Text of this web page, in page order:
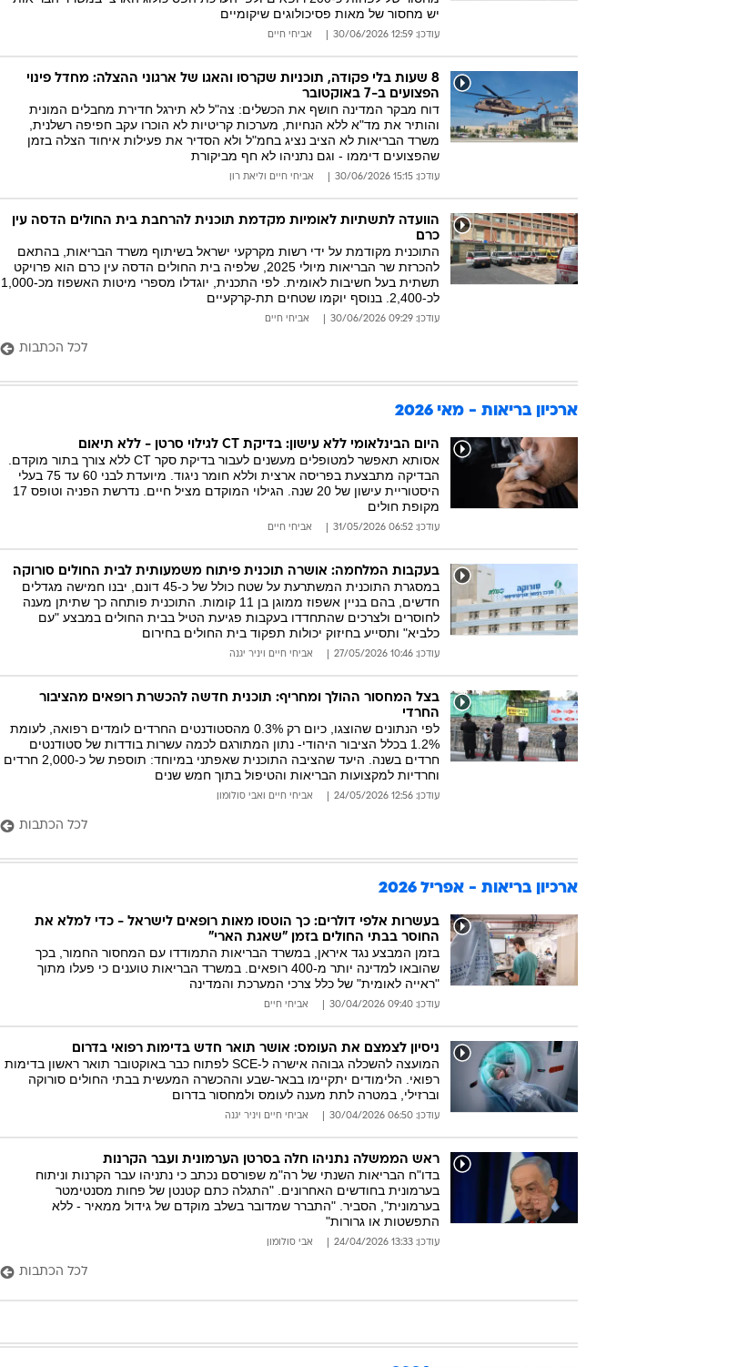
יש מחסור של מאות פסיכולוגים שיקומיים
עודכן: 12:59 30/06/2026 אביחי חיים
8 שעות בלי פקודה, תוכניות שקרסו והאגו של ארגוני ההצלה: מחדל פינוי
הפצועים ב-7 באוקטובר
דוח מבקר המדינה חושף את הכשלים: צה"ל לא תירגל חדירת מחבלים המונית
והותיר את מד"א ללא הנחיות, מערכות קריטיות לא הוכרו עקב חפיפה רשלנית,
משרד הבריאות לא הציב נציג בחמ"ל ולא הסדיר את פעילות איחוד הצלה בזמן
שהפצועים דיממו - וגם נתניהו לא חף מביקורת
עודכן: 15:15 30/06/2026 אביחי חיים ליאת רון
הוועדה לתשתיות לאומיות מקדמת תוכנית להרחבת בית החולים הדסה עין
כרם
התוכנית מקודמת על ידי רשות מקרקעי ישראל בשיתוף משרד הבריאות, בהתאם
להכרזת שר הבריאות מיולי 2025, שלפיה בית החולים הדסה עין כרם הוא פרויקט
תשתית בעל חשיבות לאומית. לפי התכנית, יוגדלו מספרי מיטות האשפוז מכ-1,000
לכ-2,400. בנוסף יוקמו שטחים תת-קרקעיים
עודכן: 09:29 30/06/2026 אביחי חיים
לכל הכתבות
ארכיון בריאות - מאי 2026
היום הבינלאומי ללא עישון: בדיקת CT לגילוי סרטן - ללא תיאום
אסותא תאפשר למטופלים מעשנים לעבור בדיקת סקר CT ללא צורך בתור מוקדם.
הבדיקה מתבצעת בפריסה ארצית וללא חומר ניגוד. מיועדת לבני 60 עד 75 בעלי
היסטוריית עישון של 20 שנה. הגילוי המוקדם מציל חיים. נדרשת הפניה וטופס 17
מקופת חולים
עודכן: 06:52 31/05/2026 אביחי חיים
בעקבות המלחמה: אושרה תוכנית פיתוח משמעותית לבית החולים סורוקה
במסגרת התוכנית המשתרעת על שטח כולל של כ-45 דונם, יבנו חמישה מגדלים
חדשים, בהם בניין אשפוז ממוגן בן 11 קומות. התוכנית פותחה כך שתיתן מענה
לחוסרים ולצרכים שהתחדדו בעקבות פגיעת הטיל בבית החולים במבצע "עם
כלביא" ותסייע בחיזוק יכולות תפקוד בית החולים בחירום
עודכן: 10:46 27/05/2026 אביחי חיים יניר יגנה
בצל המחסור ההולך ומחריף: תוכנית חדשה להכשרת רופאים מהציבור
החרדי
לפי הנתונים שהוצגו, כיום רק 0.3% מהסטודנטים החרדים לומדים רפואה, לעומת
1.2% בכלל הציבור היהודי- נתון המתורגם לכמה עשרות בודדות של סטודנטים
חרדים בשנה. היעד שהציבה התוכנית שאפתני במיוחד: תוספת של כ-2,000 חרדים
וחרדיות למקצועות הבריאות והטיפול בתוך חמש שנים
עודכן: 12:56 24/05/2026 אביחי חיים אבי סולומון
לכל הכתבות
ארכיון בריאות - אפריל 2026
בעשרות אלפי דולרים: כך הוטסו מאות רופאים לישראל - כדי למלא את
החוסר בבתי החולים בזמן "שאגת הארי"
בזמן המבצע נגד איראן, במשרד הבריאות התמודדו עם המחסור החמור, בכך
שהובאו למדינה יותר מ-400 רופאים. במשרד הבריאות טוענים כי פעלו מתוך
"ראייה לאומית" של כלל צרכי המערכת והמדינה
עודכן: 09:40 30/04/2026 אביחי חיים
ניסיון לצמצם את העומס: אושר תואר חדש בדימות רפואי בדרום
המועצה להשכלה גבוהה אישרה ל-SCE לפתוח כבר באוקטובר תואר ראשון בדימות
רפואי. הלימודים יתקיימו בבאר-שבע וההכשרה המעשית בבתי החולים סורוקה
וברזילי, במטרה לתת מענה לעומס ולמחסור בדרום
עודכן: 06:50 30/04/2026 אביחי חיים יניר יגנה
ראש הממשלה נתניהו חלה בסרטן הערמונית ועבר הקרנות
בדו"ח הבריאות השנתי של רה"מ שפורסם נכתב כי נתניהו עבר הקרנות וניתוח
בערמונית בחודשים האחרונים. "התגלה כתם קטנטן של פחות מסנטימטר
בערמונית", הסביר. "התברר שמדובר בשלב מוקדם של גידול ממאיר - ללא
התפשטות או גרורות"
עודכן: 13:33 24/04/2026 אבי סולומון
לכל הכתבות